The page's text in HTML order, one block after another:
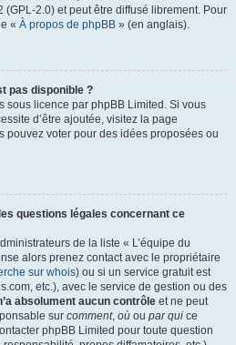
2.0) et peut être diffusé librement. Pour
« À propos de phpBB » (en anglais).
pas disponible ?
sous licence par phpBB Limited. Si vous
d’être ajoutée, visitez la page
pouvez voter pour des idées proposées ou
questions légales concernant ce
de la liste « L’équipe du
alors prenez contact avec le propriétaire
sur whois) ou si un service gratuit est
etc.), avec le service de gestion ou des
absolument aucun contrôle et ne peut
sur comment, où ou par qui ce
phpBB Limited pour toute question